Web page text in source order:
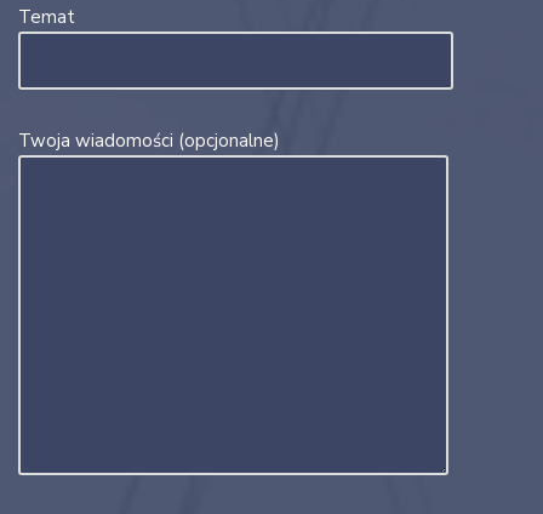
Temat
Twoja wiadomości (opcjonalne)